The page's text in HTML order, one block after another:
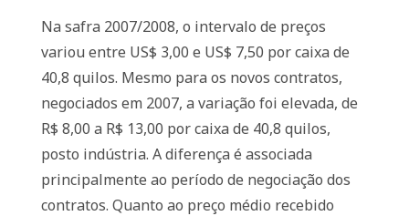
Na safra 2007/2008, o intervalo de preços
variou entre US$ 3,00 e US$ 7,50 por caixa de
40,8 quilos. Mesmo para os novos contratos,
negociados em 2007, a variação foi elevada, de
R$ 8,00 a R$ 13,00 por caixa de 40,8 quilos,
posto indústria. A diferença é associada
principalmente ao período de negociação dos
contratos. Quanto ao preço médio recebido